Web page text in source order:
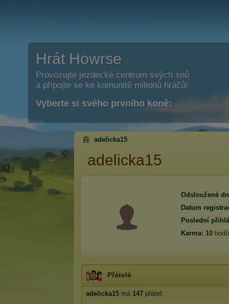
Hrát Howrse
Provozujte jezdecké centrum svých snů
a připojte se ke komunitě milionů hráčů!
Vyberte si svého prvního koně:
adelicka15
adelicka15
Odsloužené
Datum
Poslední
Karma: 10 bodů
Přátelé
adelicka15 má 147 přátel: